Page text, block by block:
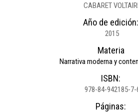
CABARET
Año de edición:
2015
Materia
Narrativa moderna y
ISBN:
978-84-942185-7-
Páginas: